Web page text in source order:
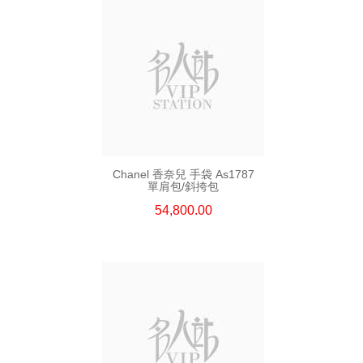
Chanel 香奈兒 手袋 As1787
單肩包/斜挎包
54,800.00